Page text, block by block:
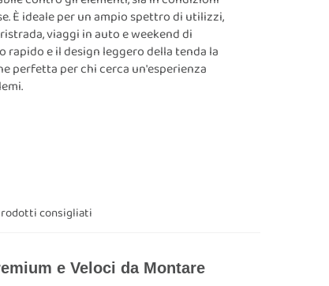
È ideale per un ampio spettro di utilizzi,
viaggi in auto e weekend di
rapido e il design leggero della tenda la
perfetta per chi cerca un'esperienza
consigliati
e Veloci da Montare